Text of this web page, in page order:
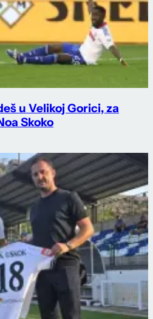
u Velikoj Gorici, za
Skoko